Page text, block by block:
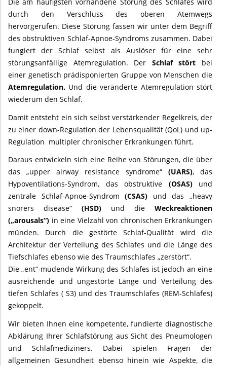
durch den Verschluss des oberen Atemwegs
hervorgerufen. Diese Störung fassen wir unter dem Begriff
des obstruktiven Schlaf-Apnoe-Syndroms zusammen. Dabei
fungiert der Schlaf selbst als Auslöser für eine sehr
störungsanfällige Atemregulation. Der Schlaf stört bei
einer genetisch prädisponierten Gruppe von Menschen die
Atemregulation. Und die veränderte Atemregulation stört
wiederum den Schlaf.
Damit entsteht ein sich selbst verstärkender Regelkreis, der
zu einer down-Regulation der Lebensqualität (QoL) und up-
Regulation multipler chronischer Erkrankungen führt.
Daraus entwickeln sich eine Reihe von Störungen, die über
das „upper airway resistance syndrome“ (UARS), das
Hypoventilations-Syndrom, das obstruktive (OSAS)und
zentrale Schlaf-Apnoe-Syndrom(CSAS) und das „heavy
snorers disease“ (HSD) und die Weckreaktionen
(„arousals“) in eine Vielzahl von chronischen Erkrankungen
münden. Durch die gestörte Schlaf-Qualität wird die
Architektur der Verteilung des Schlafes und die Länge des
Tiefschlafes ebenso wie des Traumschlafes „zerstört“.
Die „ent“-müdende Wirkung des Schlafes ist jedoch an eine
ausreichende und ungestörte Länge und Verteilung des
tiefen Schlafes ( S3) und des Traumschlafes (REM-Schlafes)
gekoppelt.
Wir bieten Ihnen eine kompetente, fundierte diagnostische
Abklärung Ihrer Schlafstörung aus Sicht des Pneumologen
und Schlafmediziners. Dabei spielen Fragen der
allgemeinen Gesundheit ebenso hinein wie Aspekte, die